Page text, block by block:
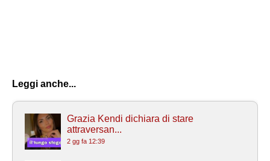
Leggi anche...
Grazia Kendi dichiara di stare
attraversan...
2 gg fa 12:39